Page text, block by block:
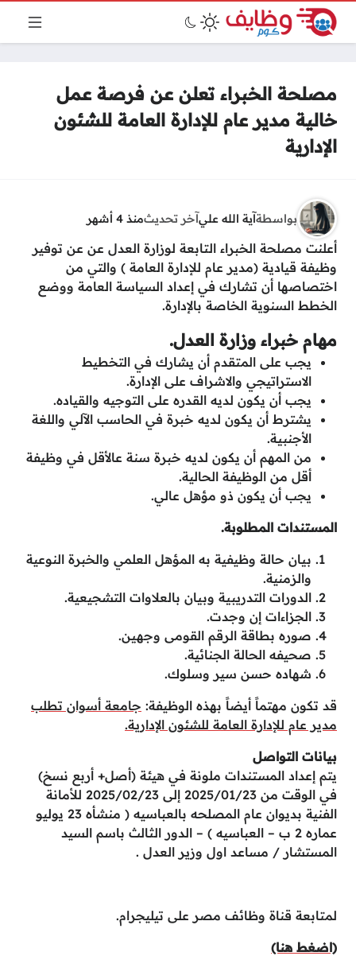
مصلحة الخبراء تعلن عن فرصة عمل
خالية مدير عام للإدارة العامة للشئون
الإدارية
بواسطةآية الله عليآخر تحديثمنذ 4 أشهر
أعلنت مصلحة الخبراء التابعة لوزارة العدل عن عن توفير
وظيفة قيادية (مدير عام للإدارة العامة ) والتي من
اختصاصها أن تشارك في إعداد السياسة العامة ووضع
الخطط السنوية الخاصة بالإدارة.
مهام خبراء وزارة العدل.
يجب على المتقدم أن يشارك في التخطيط
الاستراتيجي والاشراف على الإدارة.
يجب أن يكون لديه القدره على التوجيه والقياده.
يشترط أن يكون لديه خبرة في الحاسب الآلي واللغة
الأجنبية.
من المهم أن يكون لديه خبرة سنة عالأقل في وظيفة
أقل من الوظيفة الحالية.
يجب أن يكون ذو مؤهل عالي.
المستندات المطلوبة.
بيان حالة وظيفية به المؤهل العلمي والخبرة النوعية
والزمنية.
الدورات التدريبية وبيان بالعلاوات التشجيعية.
الجزاءات إن وجدت.
صوره بطاقة الرقم القومى وجهين.
صحيفه الحالة الجنائية.
شهاده حسن سير وسلوك.
قد تكون مهتماً أيضاً بهذه الوظيفة: جامعة أسوان تطلب
مدير عام للإدارة العامة للشئون الإدارية.
بيانات التواصل
يتم إعداد المستندات ملونة في هيئة (أصل+ أربع نسخ)
في الوقت من 2025/01/23 إلى 2025/02/23 للأمانة
الفنية بديوان عام المصلحه بالعباسيه ( منشأه 23 يوليو
عماره 2 ب – العباسيه ) – الدور الثالث باسم السيد
المستشار / مساعد اول وزير العدل .
لمتابعة قناة وظائف مصر على تيليجرام.
(اضغط هنا)